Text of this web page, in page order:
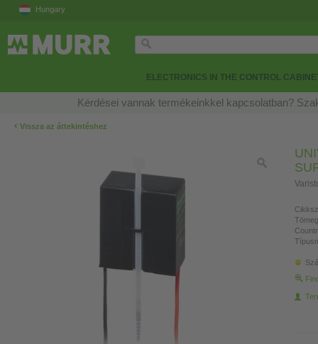
Hungary
ELECTRONICS IN THE CONTROL
Kérdései vannak termékeinkkel kapcsolatban?
‹ Vissza az áttekintéshez